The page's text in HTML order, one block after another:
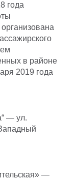
года
в районе
2019 года
— ул.
—